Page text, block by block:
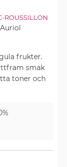
ROUSSILLON
frukter.
smak
toner och